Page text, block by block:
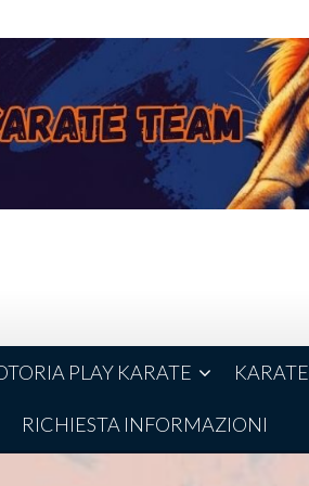
PLAY KARATE KARATE
RICHIESTA INFORMAZIONI